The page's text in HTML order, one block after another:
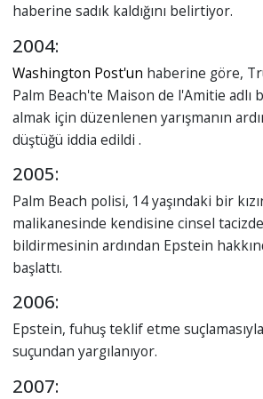
haberine sadık kaldığını belirtiyor.
2004:
Washington Post'un haberine göre,
Palm Beach'te Maison de l'Amitie adlı
almak için düzenlenen yarışmanın
düştüğü iddia edildi .
2005:
Palm Beach polisi, 14 yaşındaki bir
malikanesinde kendisine cinsel
bildirmesinin ardından Epstein
başlattı.
2006:
Epstein, fuhuş teklif etme
suçundan yargılanıyor.
2007: